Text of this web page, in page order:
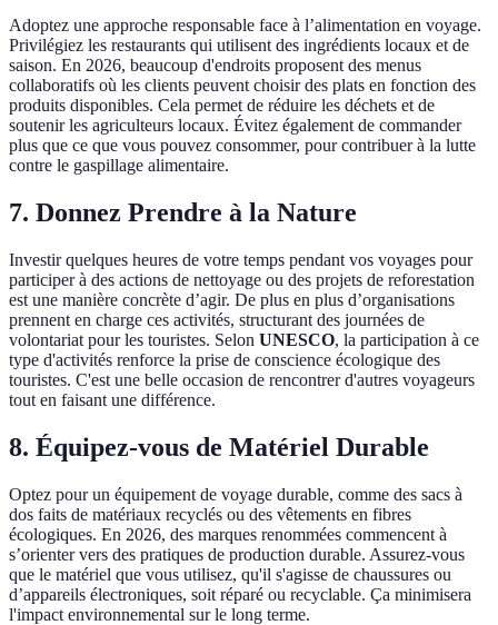
Adoptez une approche responsable face à l’alimentation en voyage.
Privilégiez les restaurants qui utilisent des ingrédients locaux et de
saison. En 2026, beaucoup d'endroits proposent des menus
collaboratifs où les clients peuvent choisir des plats en fonction des
produits disponibles. Cela permet de réduire les déchets et de
soutenir les agriculteurs locaux. Évitez également de commander
plus que ce que vous pouvez consommer, pour contribuer à la lutte
contre le gaspillage alimentaire.
7. Donnez Prendre à la Nature
Investir quelques heures de votre temps pendant vos voyages pour
participer à des actions de nettoyage ou des projets de reforestation
est une manière concrète d’agir. De plus en plus d’organisations
prennent en charge ces activités, structurant des journées de
volontariat pour les touristes. Selon UNESCO, la participation à ce
type d'activités renforce la prise de conscience écologique des
touristes. C'est une belle occasion de rencontrer d'autres voyageurs
tout en faisant une différence.
8. Équipez-vous de Matériel Durable
Optez pour un équipement de voyage durable, comme des sacs à
dos faits de matériaux recyclés ou des vêtements en fibres
écologiques. En 2026, des marques renommées commencent à
s’orienter vers des pratiques de production durable. Assurez-vous
que le matériel que vous utilisez, qu'il s'agisse de chaussures ou
d’appareils électroniques, soit réparé ou recyclable. Ça minimisera
l'impact environnemental sur le long terme.